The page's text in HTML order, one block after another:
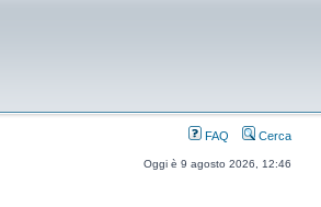
FAQ Cerca
Oggi è 9 agosto 2026, 12:46